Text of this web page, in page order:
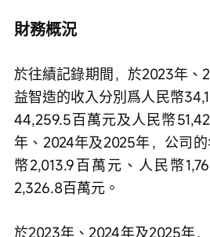
財務概況
於往績記錄期間，於2023年、
益智造的收入分別爲人民幣
44,259.5百萬元及人民幣
年、2024年及2025年，公司
幣2,013.9百萬元、人民幣
2,326.8百萬元。
於2023年、2024年及2025年